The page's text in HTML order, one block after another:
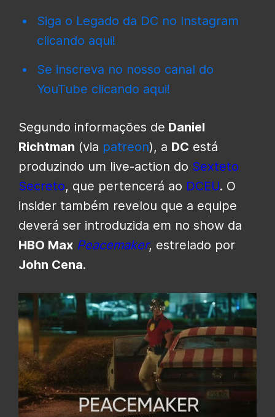
Siga o Legado da DC no Instagram
clicando aqui!
Se inscreva no nosso canal do
YouTube clicando aqui!
Segundo informações de Daniel
Richtman (via patreon), a DC está
produzindo um live-action do Sexteto
Secreto, que pertencerá ao DCEU. O
insider também revelou que a equipe
deverá ser introduzida em no show da
HBO Max Peacemaker, estrelado por
John Cena.